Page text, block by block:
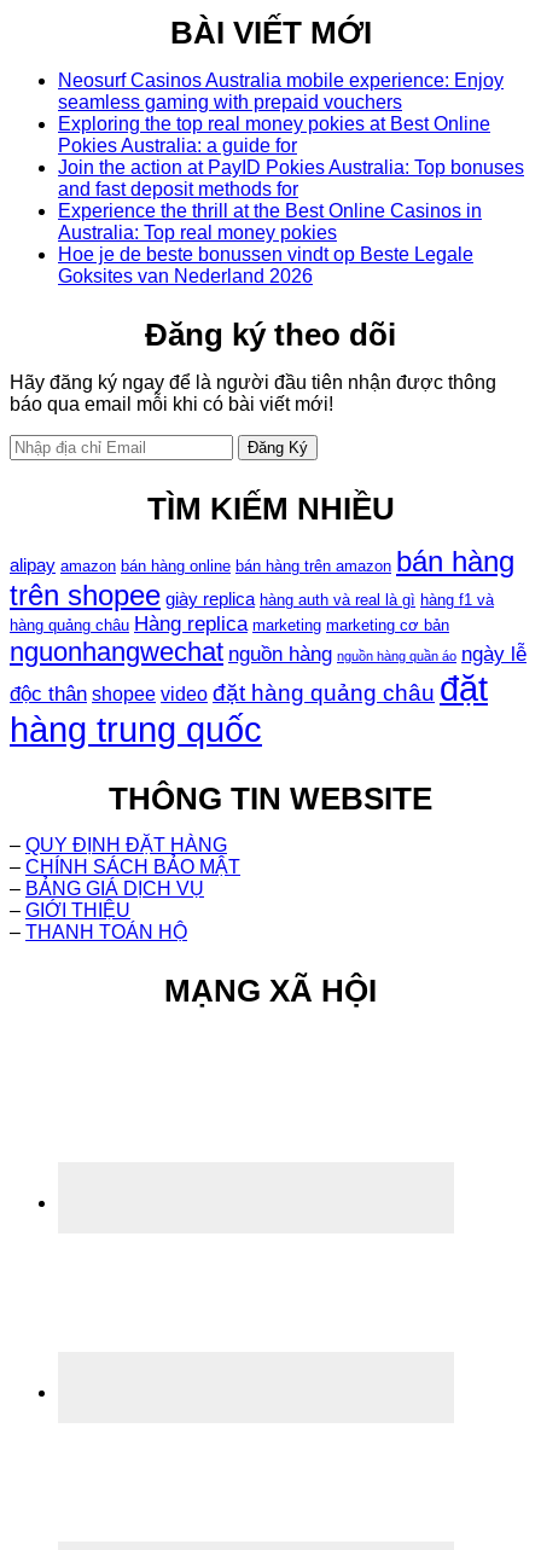
BÀI VIẾT MỚI
Neosurf Casinos Australia mobile experience: Enjoy
seamless gaming with prepaid vouchers
Exploring the top real money pokies at Best Online
Pokies Australia: a guide for
Join the action at PayID Pokies Australia: Top bonuses
and fast deposit methods for
Experience the thrill at the Best Online Casinos in
Australia: Top real money pokies
Hoe je de beste bonussen vindt op Beste Legale
Goksites van Nederland 2026
Đăng ký theo dõi
Hãy đăng ký ngay để là người đầu tiên nhận được thông
báo qua email mỗi khi có bài viết mới!
TÌM KIẾM NHIỀU
alipay amazon bán hàng online bán hàng trên amazon bán hàng
trên shopee giày replica hàng auth và real là gì hàng f1 và
hàng quảng châu Hàng replica marketing marketing cơ bản
nguonhangwechat nguồn hàng nguồn hàng quần áo ngày lễ
độc thân shopee video đặt hàng quảng châu đặt
hàng trung quốc
THÔNG TIN WEBSITE
– QUY ĐỊNH ĐẶT HÀNG
– CHÍNH SÁCH BẢO MẬT
– BẢNG GIÁ DỊCH VỤ
– GIỚI THIỆU
– THANH TOÁN HỘ
MẠNG XÃ HỘI